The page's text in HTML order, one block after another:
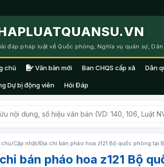
đáp pháp luật về Quốc phòng, Nghĩa vụ quân sự,
chủ Văn bản mới Ban CHQS cấp xã Dân
Dự bị động viên Hỏi Đáp
/Cập nhật/Địa chỉ bán pháo hoa z121 Bộ quốc phòng tại
bán pháo hoa z121 Bộ